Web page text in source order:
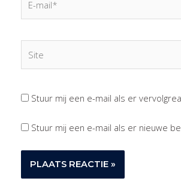
mail*
Stuur mij een e-mail als er
Stuur mij een e-mail als er nieuwe